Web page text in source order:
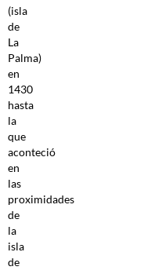
(isla
de
La
Palma)
en
1430
hasta
la
que
aconteció
en
las
proximidades
de
la
isla
de